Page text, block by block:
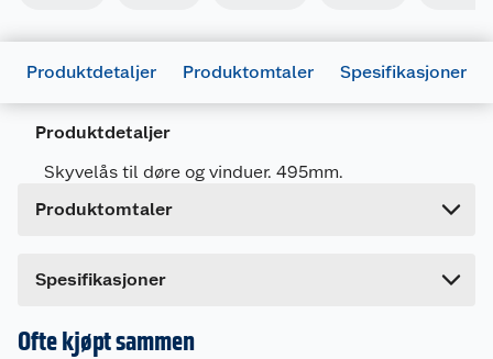
Produktdetaljer Produktomtaler Spesifikasjoner
Produktdetaljer
Skyvelås til døre og vinduer. 495mm.
Produktomtaler
Spesifikasjoner
Artikkelnummer
5708614205693
Leverandørens artikkelnummer
20569
Høyde
Ofte kjøpt sammen